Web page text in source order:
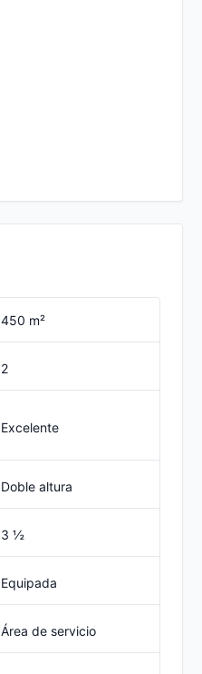
450 m²
2
Excelente
Doble altura
3 ½
Equipada
Área de servicio